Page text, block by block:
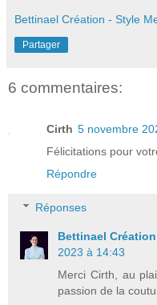
Bettinael Création - Style
Partager
6 commentaires:
Cirth 5 novembre
Félicitations pour
Répondre
Réponses
Bettinael
2023 à 14:43
Merci Cirth, au
passion de la